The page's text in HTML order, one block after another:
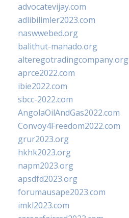
advocatevijay.com
adlibilimler2023.com
naswwebed.org
balithut-manado.org
alteregotradingcompany.org
aprce2022.com
ibie2022.com
sbcc-2022.com
AngolaOilAndGas2022.com
Convoy4Freedom2022.com
grur2023.org
hkhk2023.org
napm2023.org
apsdfd2023.org
forumausape2023.com
imkl2023.com